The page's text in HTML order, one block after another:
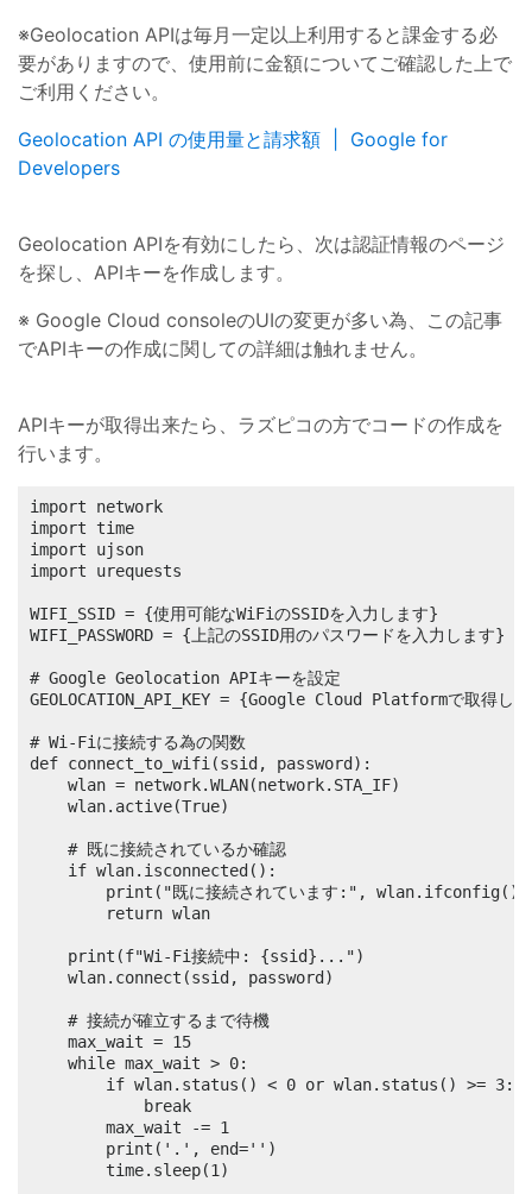
※Geolocation APIは毎月一定以上利用すると課金する必
要がありますので、使用前に金額についてご確認した上で
ご利用ください。
Geolocation API の使用量と請求額 | Google for
Developers
Geolocation APIを有効にしたら、次は認証情報のページ
を探し、APIキーを作成します。
※ Google Cloud consoleのUIの変更が多い為、この記事
でAPIキーの作成に関しての詳細は触れません。
APIキーが取得出来たら、ラズピコの方でコードの作成を
行います。
import network
import time
import ujson
import urequests
WIFI_SSID = {使用可能なWiFiのSSIDを入力します}
WIFI_PASSWORD = {上記のSSID用のパスワードを入力します}
# Google Geolocation APIキーを設定
GEOLOCATION_API_KEY = {Google Cloud Platformで取得し
# Wi-Fiに接続する為の関数
def connect_to_wifi(ssid, password):
    wlan = network.WLAN(network.STA_IF)
    wlan.active(True)
    # 既に接続されているか確認
    if wlan.isconnected():
print("既に接続されています:",
        return wlan
    print(f"Wi-Fi接続中: {ssid}...")
    wlan.connect(ssid, password)
    # 接続が確立するまで待機
    max_wait = 15
    while max_wait > 0:
        if wlan.status() < 0 or wlan.status() >= 3:
            break
        max_wait -= 1
        print('.', end='')
        time.sleep(1)